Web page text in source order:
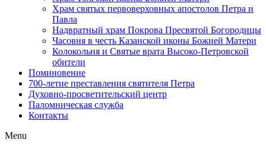
Храм святых первоверховных апостолов Петра и
Павла
Надвратный храм Покрова Пресвятой Богородицы
Часовня в честь Казанской иконы Божией Матери
Колокольня и Святые врата Высоко-Петровской
обители
Поминовение
700-летие преставления святителя Петра
Духовно-просветительский центр
Паломническая служба
Контакты
Menu